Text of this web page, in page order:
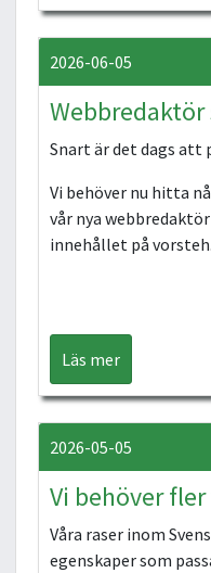
2026-06-05
Snart är det dags att
Vi behöver nu hitta
vår nya
innehållet på
Läs mer
2026-05-05
Vi behöver
Våra raser inom
egenskaper som